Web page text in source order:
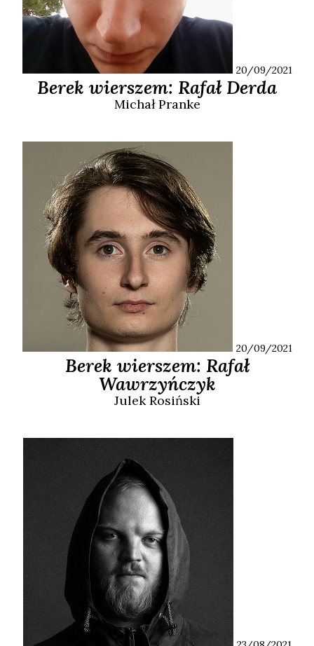
20/09/2021
Berek wierszem: Rafał Derda
MichałPranke
20/09/2021
Berek wierszem: Rafał
Wawrzyńczyk
JulekRosiński